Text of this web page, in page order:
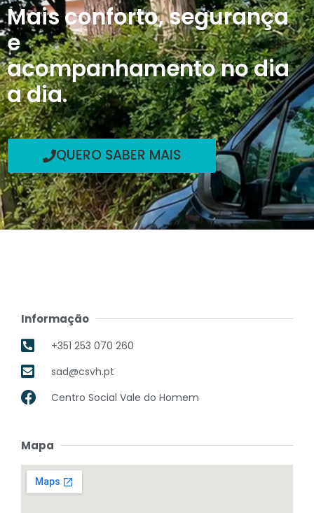
Mais conforto, segurança
e
acompanhamento no dia
a dia.
QUERO SABER MAIS
Informação
+351 253 070 260
sad@csvh.pt
Centro Social Vale do Homem
Mapa